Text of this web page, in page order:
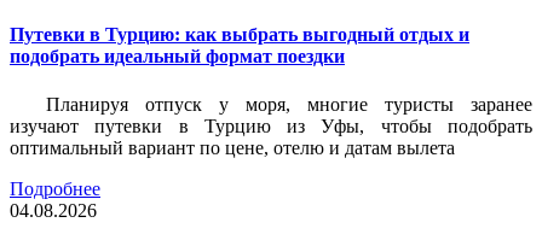
Путевки в Турцию: как выбрать выгодный отдых и
подобрать идеальный формат поездки
Планируя отпуск у моря, многие туристы заранее
изучают путевки в Турцию из Уфы, чтобы подобрать
оптимальный вариант по цене, отелю и датам вылета
Подробнее
04.08.2026